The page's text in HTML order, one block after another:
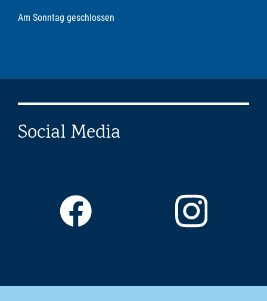
Am Sonntag geschlossen
Social Media